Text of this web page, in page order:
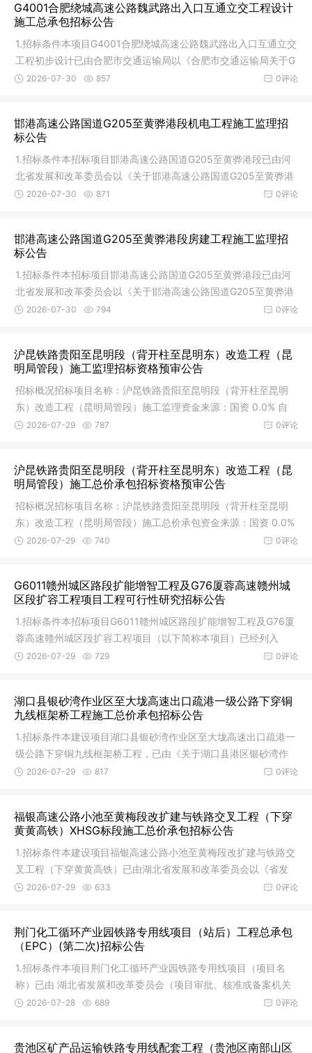
G4001合肥绕城高速公路魏武路出入口互通立交工程设计
施工总承包招标公告
1.招标条件本项目G4001合肥绕城高速公路魏武路出入口互通立交
工程初步设计已由合肥市交通运输局以《合肥市交通运输局关于G
4001合
0评论
2026-07-30 857
邯港高速公路国道G205至黄骅港段机电工程施工监理招
标公告
1.招标条件本招标项目邯港高速公路国道G205至黄骅港段已由河
北省发展和改革委员会以《关于邯港高速公路国道G205至黄骅港
段项目核
0评论
2026-07-30 871
邯港高速公路国道G205至黄骅港段房建工程施工监理招
标公告
1.招标条件本招标项目邯港高速公路国道G205至黄骅港段已由河
北省发展和改革委员会以《关于邯港高速公路国道G205至黄骅港
段项目核
0评论
2026-07-30 794
沪昆铁路贵阳至昆明段（背开柱至昆明东）改造工程（昆
明局管段）施工监理招标资格预审公告
招标概况招标项目名称：沪昆铁路贵阳至昆明段（背开柱至昆明
东）改造工程（昆明局管段）施工监理资金来源：国资 0.0% 自
筹 70.0%
0评论
2026-07-29 787
沪昆铁路贵阳至昆明段（背开柱至昆明东）改造工程（昆
明局管段）施工总价承包招标资格预审公告
招标概况招标项目名称：沪昆铁路贵阳至昆明段（背开柱至昆明
东）改造工程（昆明局管段）施工总价承包资金来源：国资 0.0%
自筹 7
0评论
2026-07-29 740
G6011赣州城区路段扩能增智工程及G76厦蓉高速赣州城
区段扩容工程项目工程可行性研究招标公告
1.招标条件本招标项目G6011赣州城区路段扩能增智工程及G76厦
蓉高速赣州城区段扩容工程项目（以下简称本项目）已经列入
《江西省综
0评论
2026-07-29 729
湖口县银砂湾作业区至大垅高速出口疏港一级公路下穿铜
九线框架桥工程施工总价承包招标公告
1.招标条件本建设项目湖口县银砂湾作业区至大垅高速出口疏港一
级公路下穿铜九线框架桥工程，已由《关于湖口县港区银砂湾作
业区至
0评论
2026-07-29 817
福银高速公路小池至黄梅段改扩建与铁路交叉工程（下穿
黄黄高铁）XHSG标段施工总价承包招标公告
1.招标条件本建设项目福银高速公路小池至黄梅段改扩建与铁路交
叉工程（下穿黄黄高铁）已由湖北省发展和改革委员会以《省发
改委关
0评论
2026-07-29 633
荆门化工循环产业园铁路专用线项目（站后）工程总承包
（EPC）(第二次)招标公告
1.招标条件本项目荆门化工循环产业园铁路专用线项目（项目名
称）已由 湖北省发展和改革委员会（项目审批、核准或备案机关
名称）
0评论
2026-07-28 689
贵池区矿产品运输铁路专用线配套工程（贵池区南部山区